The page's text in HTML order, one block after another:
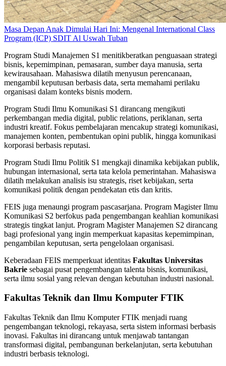
Masa Depan Anak Dimulai Hari Ini: Mengenal International Class
Program (ICP) SDIT Al Uswah Tuban
Program Studi Manajemen S1 menitikberatkan penguasaan strategi
bisnis, kepemimpinan, pemasaran, sumber daya manusia, serta
kewirausahaan. Mahasiswa dilatih menyusun perencanaan,
mengambil keputusan berbasis data, serta memahami perilaku
organisasi dalam konteks bisnis modern.
Program Studi Ilmu Komunikasi S1 dirancang mengikuti
perkembangan media digital, public relations, periklanan, serta
industri kreatif. Fokus pembelajaran mencakup strategi komunikasi,
manajemen konten, pembentukan opini publik, hingga komunikasi
korporasi berbasis reputasi.
Program Studi Ilmu Politik S1 mengkaji dinamika kebijakan publik,
hubungan internasional, serta tata kelola pemerintahan. Mahasiswa
dilatih melakukan analisis isu strategis, riset kebijakan, serta
komunikasi politik dengan pendekatan etis dan kritis.
FEIS juga menaungi program pascasarjana. Program Magister Ilmu
Komunikasi S2 berfokus pada pengembangan keahlian komunikasi
strategis tingkat lanjut. Program Magister Manajemen S2 dirancang
bagi profesional yang ingin memperkuat kapasitas kepemimpinan,
pengambilan keputusan, serta pengelolaan organisasi.
Keberadaan FEIS memperkuat identitas Fakultas Universitas
Bakrie sebagai pusat pengembangan talenta bisnis, komunikasi,
serta ilmu sosial yang relevan dengan kebutuhan industri nasional.
Fakultas Teknik dan Ilmu Komputer FTIK
Fakultas Teknik dan Ilmu Komputer FTIK menjadi ruang
pengembangan teknologi, rekayasa, serta sistem informasi berbasis
inovasi. Fakultas ini dirancang untuk menjawab tantangan
transformasi digital, pembangunan berkelanjutan, serta kebutuhan
industri berbasis teknologi.